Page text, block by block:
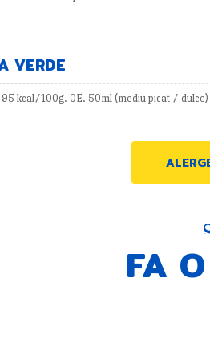
VERDE
95 kcal/100g. 0E. 50ml (mediu picat / dulce)
FA